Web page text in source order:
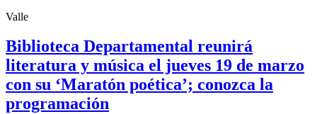
Valle
Biblioteca Departamental reunirá
literatura y música el jueves 19 de marzo
con su ‘Maratón poética’; conozca la
programación